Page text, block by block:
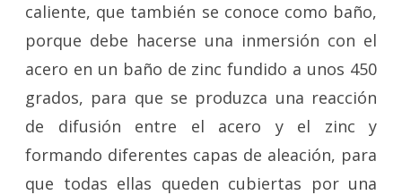
caliente, que también se conoce como baño,
porque debe hacerse una inmersión con el
acero en un baño de zinc fundido a unos 450
grados, para que se produzca una reacción
de difusión entre el acero y el zinc y
formando diferentes capas de aleación, para
que todas ellas queden cubiertas por una